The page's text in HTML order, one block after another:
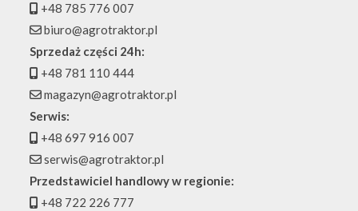
+48 785 776 007
biuro@agrotraktor.pl
Sprzedaż części 24h:
+48 781 110 444
magazyn@agrotraktor.pl
Serwis:
+48 697 916 007
serwis@agrotraktor.pl
Przedstawiciel handlowy w regionie:
+48 722 226 777